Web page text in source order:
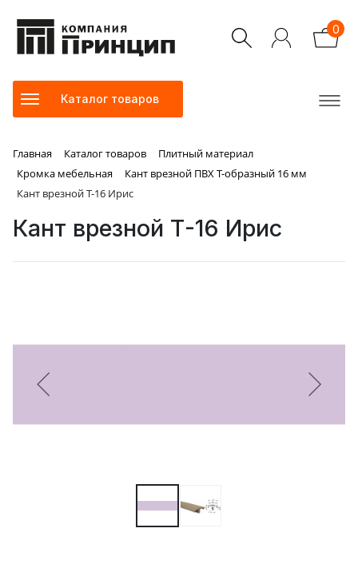
0
Каталог товаров
Главная Каталог товаров
Плитный материал
Кромка мебельная
Кант врезной ПВХ Т-образный 16 мм
Кант врезной Т-16 Ирис
Кант врезной Т-16 Ирис